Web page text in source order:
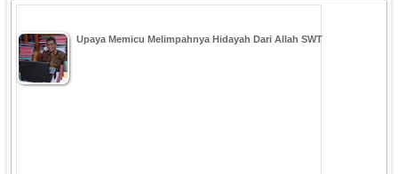
Upaya Memicu Melimpahnya Hidayah Dari Allah SWT